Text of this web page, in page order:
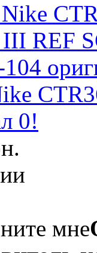
0!
мне